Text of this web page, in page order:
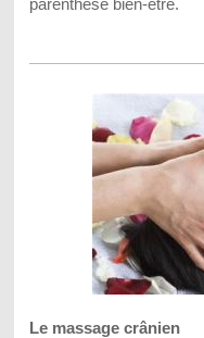
parenthèse bien-être.
Le massage crânien